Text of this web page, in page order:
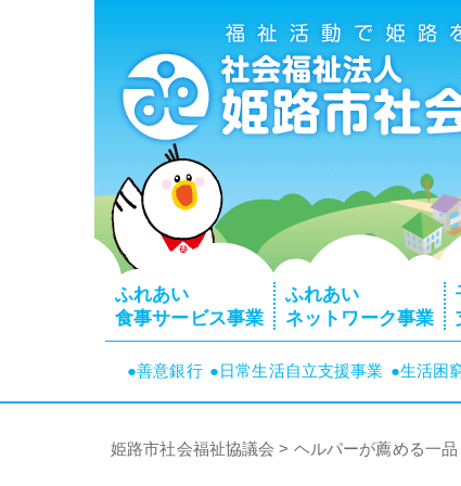
ふれあい
食事サービス事業
ふれあい
ネットワーク事業
●善意銀行 ●日常生活自立支援事業 ●生活困
姫路市社会福祉協議会 > ヘルパーが薦める一品